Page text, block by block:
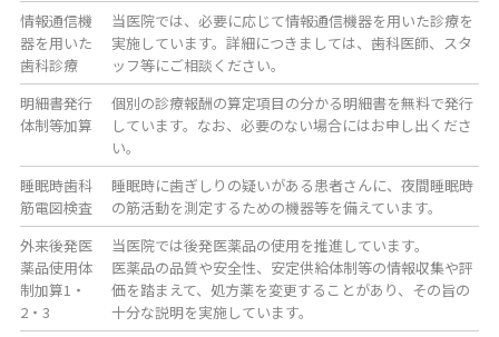
情報通信機
器を用いた
歯科診療
当医院では、必要に応じて情報通信機器を用いた診療を
実施しています。詳細につきましては、歯科医師、スタ
ッフ等にご相談ください。
明細書発行
体制等加算
個別の診療報酬の算定項目の分かる明細書を無料で発行
しています。なお、必要のない場合にはお申し出くださ
い。
睡眠時歯科
筋電図検査
睡眠時に歯ぎしりの疑いがある患者さんに、夜間睡眠時
の筋活動を測定するための機器等を備えています。
外来後発医
薬品使用体
制加算1・
2・3
当医院では後発医薬品の使用を推進しています。
医薬品の品質や安全性、安定供給体制等の情報収集や評
価を踏まえて、処方薬を変更することがあり、その旨の
十分な説明を実施しています。